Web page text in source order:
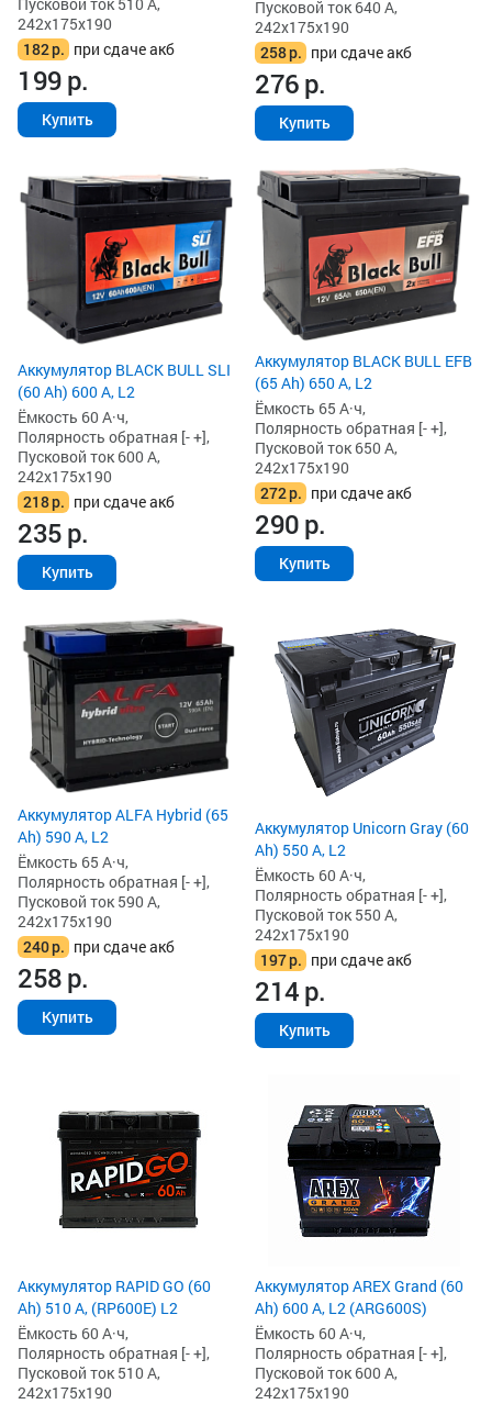
242x175x190
182р. при сдаче акб
199р.
Купить
Пусковой ток 640 А,
242x175x190
258р. при сдаче акб
276р.
Купить
Аккумулятор BLACK BULL SLI
(60 Ah) 600 А, L2
Ёмкость 60 А·ч,
Полярность обратная [- +],
Пусковой ток 600 А,
242x175x190
218р. при сдаче акб
235р.
Купить
Аккумулятор BLACK BULL EFB
(65 Ah) 650 А, L2
Ёмкость 65 А·ч,
Полярность обратная [- +],
Пусковой ток 650 А,
242x175x190
272р. при сдаче акб
290р.
Купить
Аккумулятор ALFA Hybrid (65
Ah) 590 А, L2
Ёмкость 65 А·ч,
Полярность обратная [- +],
Пусковой ток 590 А,
242x175x190
240р. при сдаче акб
258р.
Купить
Аккумулятор Unicorn Gray (60
Ah) 550 А, L2
Ёмкость 60 А·ч,
Полярность обратная [- +],
Пусковой ток 550 А,
242x175x190
197р. при сдаче акб
214р.
Купить
Аккумулятор RAPID GO (60
Ah) 510 А, (RP600E) L2
Ёмкость 60 А·ч,
Полярность обратная [- +],
Пусковой ток 510 А,
242x175x190
Аккумулятор AREX Grand (60
Ah) 600 А, L2 (ARG600S)
Ёмкость 60 А·ч,
Полярность обратная [- +],
Пусковой ток 600 А,
242x175x190